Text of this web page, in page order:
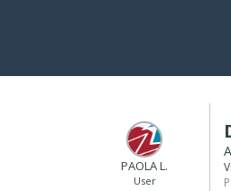
PAOLA L.
User